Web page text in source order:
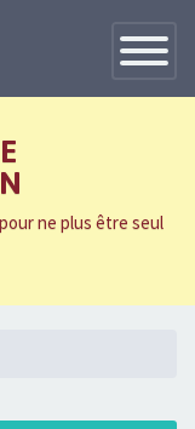
Toggle
ne plus être seul